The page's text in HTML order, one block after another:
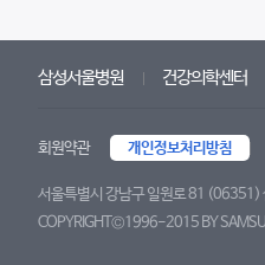
삼성서울병원 건강의학센터
회원약관 개인정보처리방침
서울특별시 강남구 일원로 81
COPYRIGHT©1996-2015 BY